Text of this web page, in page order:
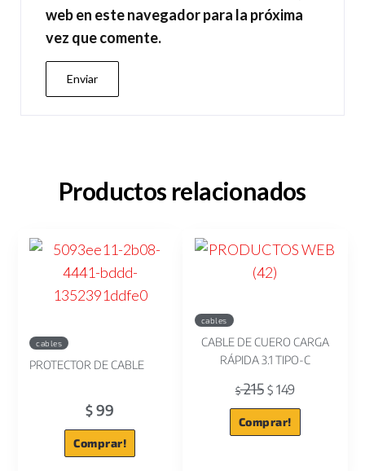
web en este navegador para la próxima
vez que comente.
Productos relacionados
cables
PROTECTOR DE CABLE
$ 99
Comprar!
cables
CABLE DE CUERO CARGA
RÁPIDA 3.1 TIPO-C
$215 $149
Comprar!